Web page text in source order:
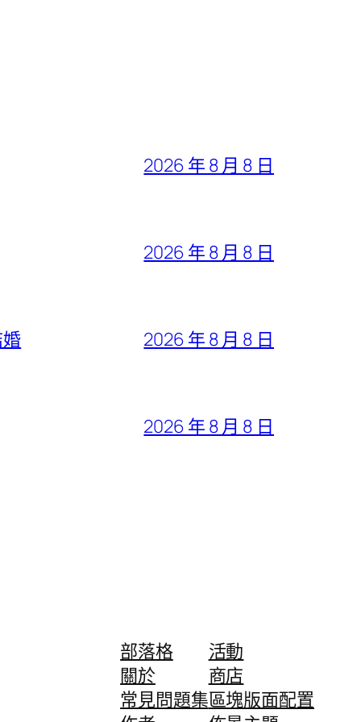
2026 年 8 月 8 日
2026 年 8 月 8 日
2026 年 8 月 8 日
2026 年 8 月 8 日
部落格
關於
常見問題集
活動
商店
區塊版面配置